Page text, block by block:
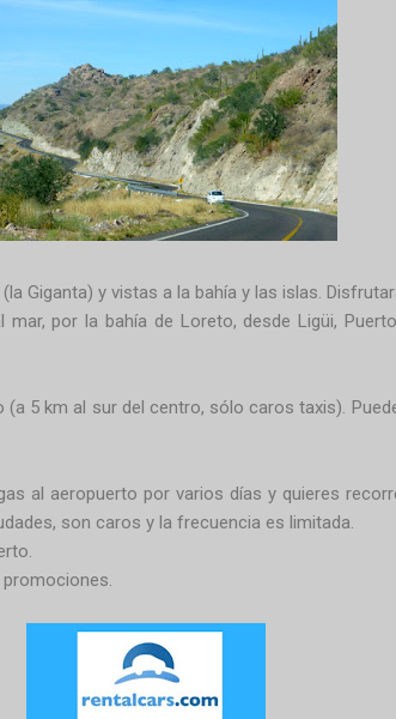
Giganta) y vistas a la bahía y las islas.
por la bahía de Loreto, desde Ligüi,
(a 5 km al sur del centro, sólo caros taxis).
al aeropuerto por varios días y quieres
son caros y la frecuencia es limitada.